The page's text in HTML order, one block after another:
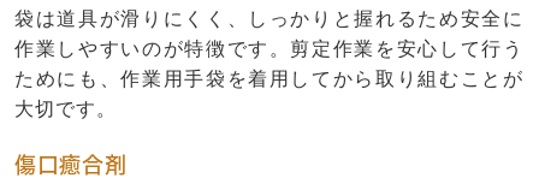
袋は道具が滑りにくく、しっかりと握れるため安全に
作業しやすいのが特徴です。剪定作業を安心して行う
ためにも、作業用手袋を着用してから取り組むことが
大切です。
傷口癒合剤